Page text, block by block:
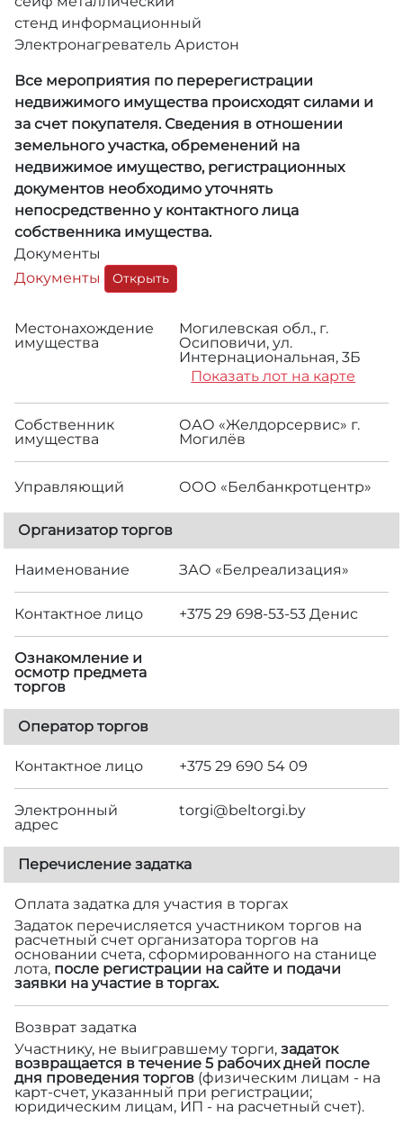
стенд информационный
Электронагреватель Аристон
Все мероприятия по перерегистрации
недвижимого имущества происходят силами и
за счет покупателя. Сведения в отношении
земельного участка, обременений на
недвижимое имущество, регистрационных
документов необходимо уточнять
непосредственно у контактного лица
собственника имущества.
Документы
Документы
Открыть
Местонахождение
имущества
Могилевская обл., г.
Осиповичи, ул.
Интернациональная, 3Б
Показать лот на карте
Собственник
имущества
ОАО «Желдорсервис» г.
Могилёв
Управляющий ООО «Белбанкротцентр»
Организатор торгов
Наименование ЗАО «Белреализация»
Контактное лицо +375 29 698-53-53 Денис
Ознакомление и
осмотр предмета
торгов
Оператор торгов
Контактное лицо +375 29 690 54 09
Электронный
адрес
torgi@beltorgi.by
Перечисление задатка
Оплата задатка для участия в торгах
Задаток перечисляется участником торгов на
расчетный счет организатора торгов на
основании счета, сформированного на станице
лота, после регистрации на сайте и подачи
заявки на участие в торгах.
Возврат задатка
Участнику, не выигравшему торги, задаток
возвращается в течение 5 рабочих дней после
дня проведения торгов (физическим лицам - на
карт-счет, указанный при регистрации;
юридическим лицам, ИП - на расчетный счет).